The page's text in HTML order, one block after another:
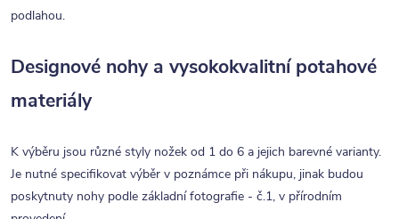
podlahou.
Designové nohy a vysokokvalitní potahové
materiály
K výběru jsou různé styly nožek od 1 do 6 a jejich barevné varianty.
Je nutné specifikovat výběr v poznámce při nákupu, jinak budou
poskytnuty nohy podle základní fotografie - č.1, v přírodním